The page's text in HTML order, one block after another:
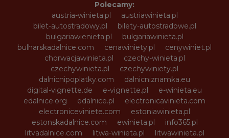
Polecamy:
austria-winieta.pl
austriawinieta.pl
bilet-autostradowy.pl
bilety-autostradowe.pl
bulgariawienieta.pl
bulgariawinieta.pl
bulharskadalnice.com
cenawiniety.pl
cenywiniet.pl
chorwacjawinieta.pl
czechy-winieta.pl
czechywinieta.pl
czechywiniety.pl
dalnicnipoplatky.com
dalnicniznamka.eu
digital-vignette.de
e-vignette.pl
e-winieta.eu
edalnice.org
edalnice.pl
electronicavinieta.com
electroniceviniete.com
estoniawinieta.pl
estonskadalnice.com
ewinieta.pl
info365.pl
litvadalnice.com
litwa-winieta.pl
litwawinieta.pl